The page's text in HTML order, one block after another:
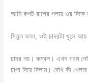
আমি কপট রাগের গলায় ওর দিকে
মিতুল বলল, ওই চাদরটা খুলে আয়
চাদর নয়। কম্বল। এখন গরম নেই
চাপা দিয়ে দিলাম। দেখি কী